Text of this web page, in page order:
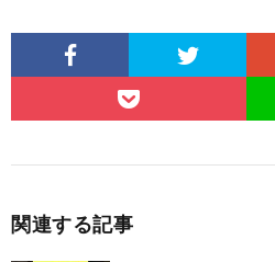
関連する記事